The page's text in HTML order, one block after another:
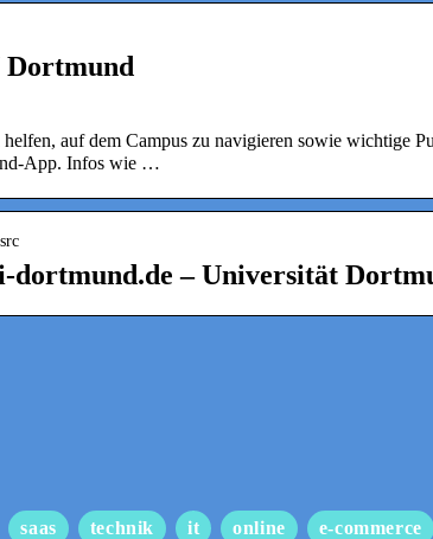
Dortmund
auf dem Campus zu navigieren sowie wichtige
App. Infos wie …
dortmund.de – Universität
saas technik it online e-commerce